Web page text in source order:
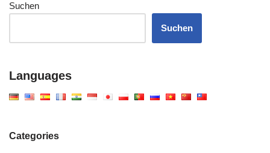
Suchen
Suchen
Languages
Categories